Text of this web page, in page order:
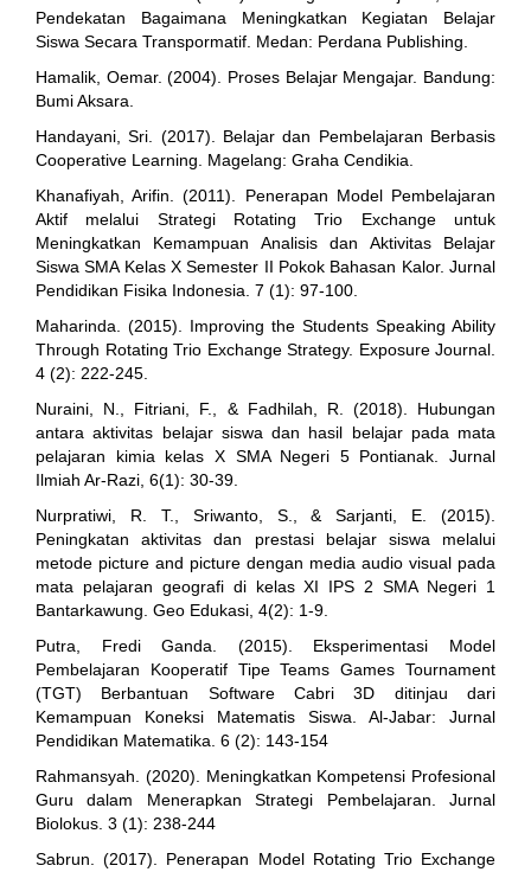
Pendekatan Bagaimana Meningkatkan Kegiatan Belajar
Siswa Secara Transpormatif. Medan: Perdana Publishing.
Hamalik, Oemar. (2004). Proses Belajar Mengajar. Bandung:
Bumi Aksara.
Handayani, Sri. (2017). Belajar dan Pembelajaran Berbasis
Cooperative Learning. Magelang: Graha Cendikia.
Khanafiyah, Arifin. (2011). Penerapan Model Pembelajaran
Aktif melalui Strategi Rotating Trio Exchange untuk
Meningkatkan Kemampuan Analisis dan Aktivitas Belajar
Siswa SMA Kelas X Semester II Pokok Bahasan Kalor. Jurnal
Pendidikan Fisika Indonesia. 7 (1): 97-100.
Maharinda. (2015). Improving the Students Speaking Ability
Through Rotating Trio Exchange Strategy. Exposure Journal.
4 (2): 222-245.
Nuraini, N., Fitriani, F., & Fadhilah, R. (2018). Hubungan
antara aktivitas belajar siswa dan hasil belajar pada mata
pelajaran kimia kelas X SMA Negeri 5 Pontianak. Jurnal
Ilmiah Ar-Razi, 6(1): 30-39.
Nurpratiwi, R. T., Sriwanto, S., & Sarjanti, E. (2015).
Peningkatan aktivitas dan prestasi belajar siswa melalui
metode picture and picture dengan media audio visual pada
mata pelajaran geografi di kelas XI IPS 2 SMA Negeri 1
Bantarkawung. Geo Edukasi, 4(2): 1-9.
Putra, Fredi Ganda. (2015). Eksperimentasi Model
Pembelajaran Kooperatif Tipe Teams Games Tournament
(TGT) Berbantuan Software Cabri 3D ditinjau dari
Kemampuan Koneksi Matematis Siswa. Al-Jabar: Jurnal
Pendidikan Matematika. 6 (2): 143-154
Rahmansyah. (2020). Meningkatkan Kompetensi Profesional
Guru dalam Menerapkan Strategi Pembelajaran. Jurnal
Biolokus. 3 (1): 238-244
Sabrun. (2017). Penerapan Model Rotating Trio Exchange